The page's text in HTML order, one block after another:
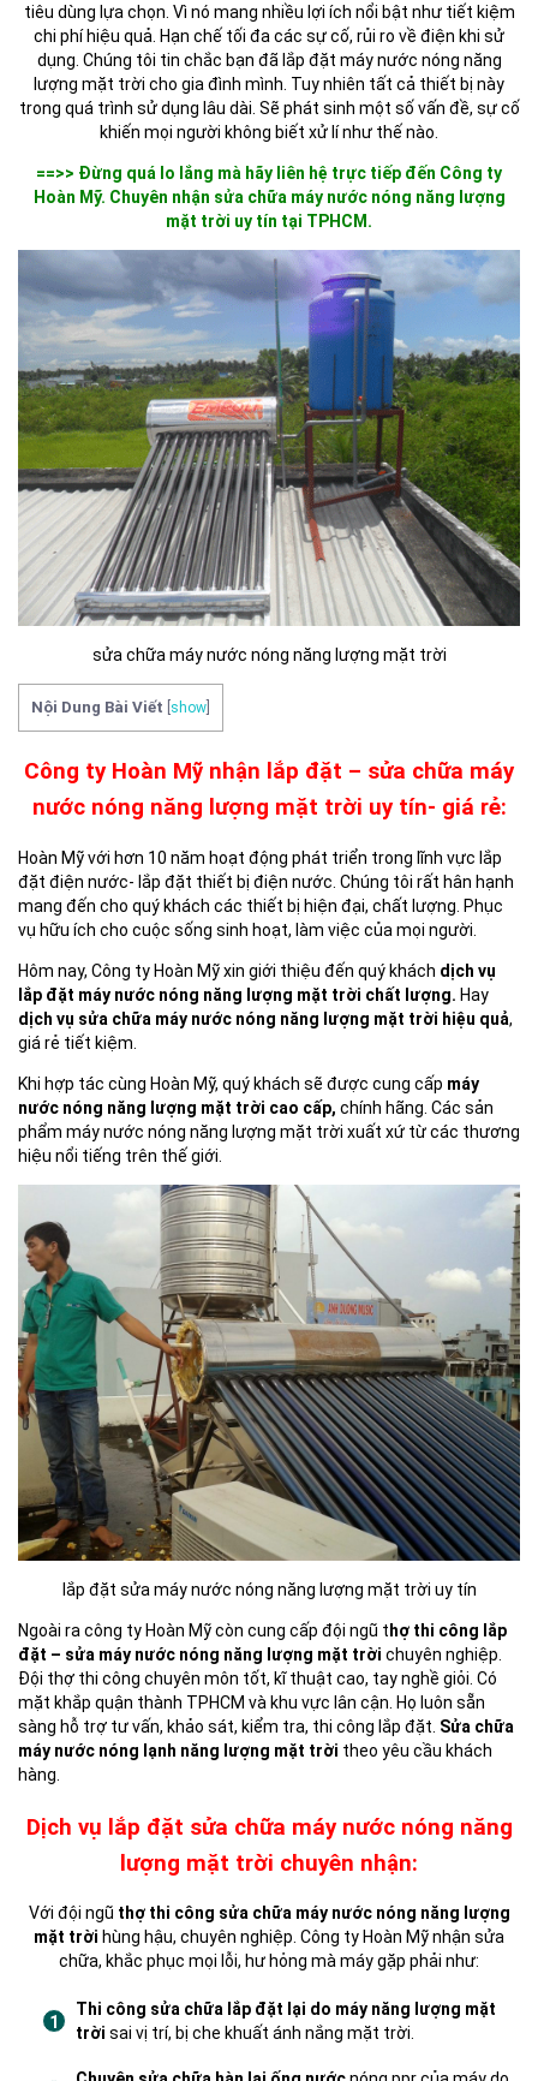
tiêu dùng lựa chọn. Vì nó mang nhiều lợi ích nổi bật như tiết kiệm
chi phí hiệu quả. Hạn chế tối đa các sự cố, rủi ro về điện khi sử
dụng. Chúng tôi tin chắc bạn đã lắp đặt máy nước nóng năng
lượng mặt trời cho gia đình mình. Tuy nhiên tất cả thiết bị này
trong quá trình sử dụng lâu dài. Sẽ phát sinh một số vấn đề, sự cố
khiến mọi người không biết xử lí như thế nào.
==>> Đừng quá lo lắng mà hãy liên hệ trực tiếp đến Công ty
Hoàn Mỹ. Chuyên nhận sửa chữa máy nước nóng năng lượng
mặt trời uy tín tại TPHCM.
sửa chữa máy nước nóng năng lượng mặt trời
Nội Dung Bài Viết show
Công ty Hoàn Mỹ nhận lắp đặt – sửa chữa máy
nước nóng năng lượng mặt trời uy tín- giá rẻ:
Hoàn Mỹ với hơn 10 năm hoạt động phát triển trong lĩnh vực lắp
đặt điện nước- lắp đặt thiết bị điện nước. Chúng tôi rất hân hạnh
mang đến cho quý khách các thiết bị hiện đại, chất lượng. Phục
vụ hữu ích cho cuộc sống sinh hoạt, làm việc của mọi người.
Hôm nay, Công ty Hoàn Mỹ xin giới thiệu đến quý khách dịch vụ
lắp đặt máy nước nóng năng lượng mặt trời chất lượng. Hay
dịch vụ sửa chữa máy nước nóng năng lượng mặt trời hiệu quả,
giá rẻ tiết kiệm.
Khi hợp tác cùng Hoàn Mỹ, quý khách sẽ được cung cấp máy
nước nóng năng lượng mặt trời cao cấp, chính hãng. Các sản
phẩm máy nước nóng năng lượng mặt trời xuất xứ từ các thương
hiệu nổi tiếng trên thế giới.
lắp đặt sửa máy nước nóng năng lượng mặt trời uy tín
Ngoài ra công ty Hoàn Mỹ còn cung cấp đội ngũ t hợ thi công lắp
đặt – sửa máy nước nóng năng lượng mặt trời chuyên nghiệp.
Đội thợ thi công chuyên môn tốt, kĩ thuật cao, tay nghề giỏi. Có
mặt khắp quận thành TPHCM và khu vực lân cận. Họ luôn sẵn
sàng hỗ trợ tư vấn, khảo sát, kiểm tra, thi công lắp đặt. Sửa chữa
máy nước nóng lạnh năng lượng mặt trời theo yêu cầu khách
hàng.
Dịch vụ lắp đặt sửa chữa máy nước nóng năng
lượng mặt trời chuyên nhận:
Với đội ngũ thợ thi công sửa chữa máy nước nóng năng lượng
mặt trời hùng hậu, chuyên nghiệp. Công ty Hoàn Mỹ nhận sửa
chữa, khắc phục mọi lỗi, hư hỏng mà máy gặp phải như:
Thi công sửa chữa lắp đặt lại do máy năng lượng mặt
trời sai vị trí, bị che khuất ánh nắng mặt trời.